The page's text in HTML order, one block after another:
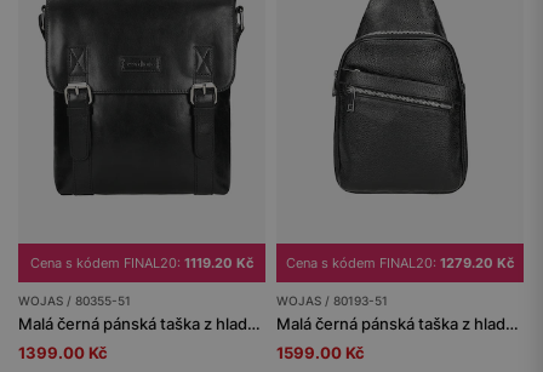
Cena s kódem FINAL20: 1119.20 Kč
WOJAS / 80355-51
Malá černá pánská taška z hladké kůže
1399.00 Kč
Cena s kódem FINAL20: 1279.20 Kč
WOJAS / 80193-51
Malá černá pánská taška z hladké kůže
1599.00 Kč